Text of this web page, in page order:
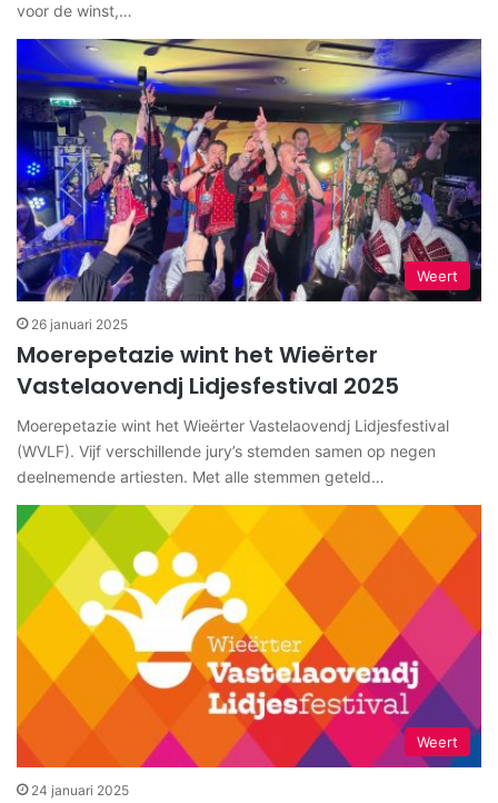
voor de winst,…
Weert
26 januari 2025
Moerepetazie wint het Wieërter
Vastelaovendj Lidjesfestival 2025
Moerepetazie wint het Wieërter Vastelaovendj Lidjesfestival
(WVLF). Vijf verschillende jury’s stemden samen op negen
deelnemende artiesten. Met alle stemmen geteld…
Weert
24 januari 2025